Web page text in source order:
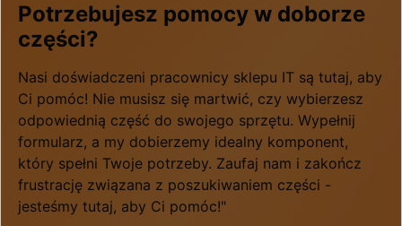
Potrzebujesz pomocy w doborze
części?
Nasi doświadczeni pracownicy sklepu IT są tutaj, aby
Ci pomóc! Nie musisz się martwić, czy wybierzesz
odpowiednią część do swojego sprzętu. Wypełnij
formularz, a my dobierzemy idealny komponent,
który spełni Twoje potrzeby. Zaufaj nam i zakończ
frustrację związana z poszukiwaniem części -
jesteśmy tutaj, aby Ci pomóc!"